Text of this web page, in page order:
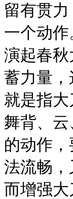
留有贯
一个动
演起春
蓄力量
就是指
舞背、
的动作
法流畅
而增强大